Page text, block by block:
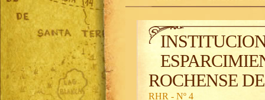
ROCHENSE
RHR - Nº 4